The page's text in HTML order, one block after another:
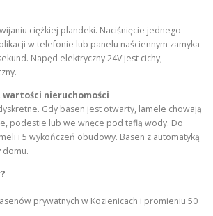
ciężkiej plandeki. Naciśnięcie jednego
w telefonie lub panelu naściennym zamyka
Napęd elektryczny 24V jest cichy,
nieruchomości
Gdy basen jest otwarty, lamele chowają
podestie lub we wnęce pod taflą wody. Do
i 5 wykończeń obudowy. Basen z automatyką
domu.
prywatnych w Kozienicach i promieniu 50